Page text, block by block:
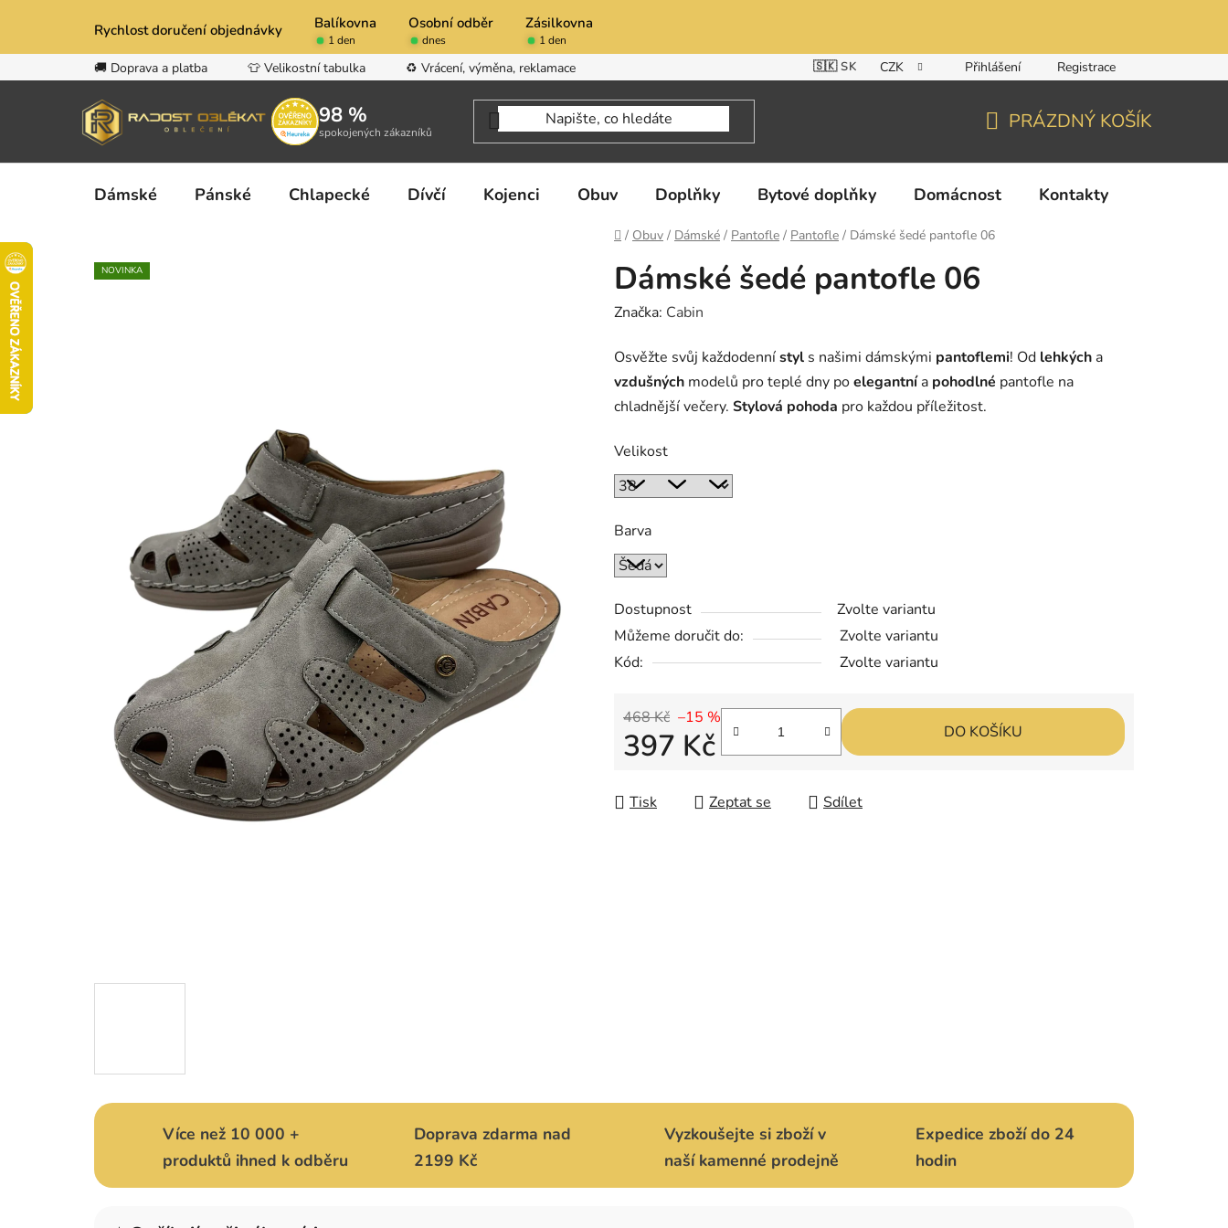
obsah
Rychlost doručení objednávky Balíkovna Osobní odběr Zásilkovna
1 den dnes 1 den
🚚 Doprava a platba 👕 Velikostní tabulka ♻️ Vrácení, výměna, reklamace 🇸🇰 SK CZK Přihlášení Registrace
98 %
spokojených zákazníků
KOŠÍK
PRÁZDNÝ KOŠÍK
Dámské Pánské Chlapecké Dívčí Kojenci Obuv Doplňky Bytové doplňky Domácnost Kontakty
Domů
/ Obuv / Dámské / Pantofle / Pantofle / Dámské šedé pantofle 06
Dámské šedé pantofle 06
Značka: Cabin
Osvěžte svůj každodennístyl s našimi dámskými pantoflemi! Od lehkých a
vzdušných modelů pro teplé dny poelegantnía pohodlné pantofle na
chladnější večery. Stylová pohoda pro každou příležitost.
Velikost
Barva
Dostupnost
Zvolte variantu
Můžeme doručit do:
Zvolte variantu
Kód:
Zvolte variantu
468 Kč –15 %
397 Kč DO KOŠÍKU
Tisk Zeptat se Sdílet
NOVINKA
Více než 10 000 +
produktů ihned k odběru
Doprava zdarma nad
2199 Kč
Vyzkoušejte si zboží v
naší kamenné prodejně
Expedice zboží do 24
hodin